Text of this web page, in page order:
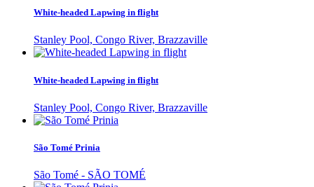
White-headed Lapwing in flight
Stanley Pool, Congo River, Brazzaville
White-headed Lapwing in flight
Stanley Pool, Congo River, Brazzaville
São Tomé Prinia
São Tomé - SÃO TOMÉ